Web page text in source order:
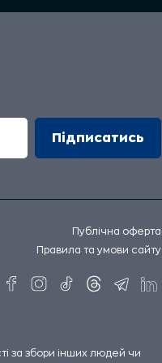
Публічна оферта
Правила та умови сайту
за збори інших людей чи